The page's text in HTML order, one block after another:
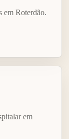
em Roterdão.
em